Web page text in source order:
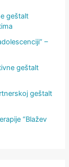
geštalt
–
geštalt
geštalt
“Blažev